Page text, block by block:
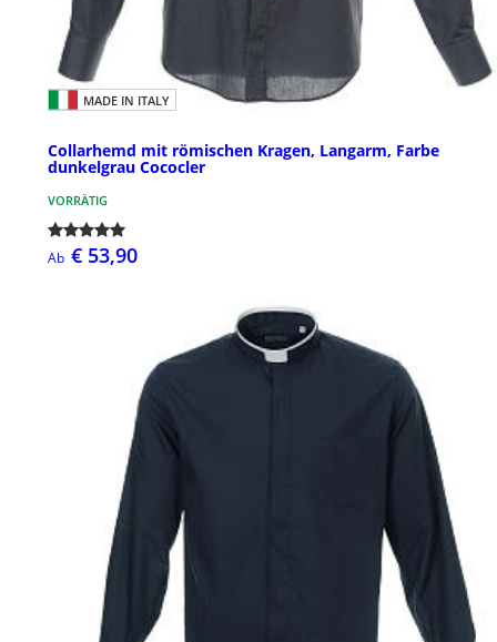
MADE IN ITALY
Collarhemd mit römischen Kragen, Langarm, Farbe
dunkelgrau Cococler
VORRÄTIG
Ab € 53,90